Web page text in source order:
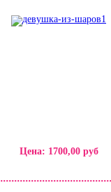
Цена: 1700,00 руб